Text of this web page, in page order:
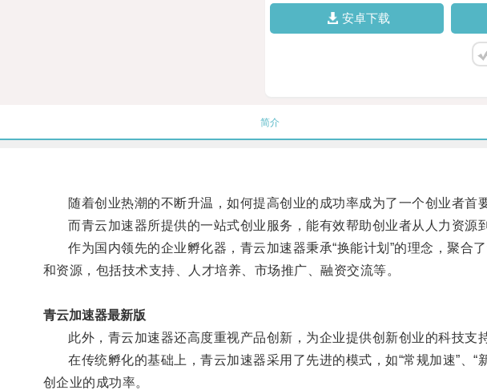
安卓下载
简介
随着创业热潮的不断升温，如何提高创业的成功率成为了一个创业者首要
而青云加速器所提供的一站式创业服务，能有效帮助创业者从人力资源
作为国内领先的企业孵化器，青云加速器秉承“换能计划”的理念，聚合
和资源，包括技术支持、人才培养、市场推广、融资交流等。
青云加速器最新版
此外，青云加速器还高度重视产品创新，为企业提供创新创业的科技支
在传统孵化的基础上，青云加速器采用了先进的模式，如“常规加速”、“
创企业的成功率。